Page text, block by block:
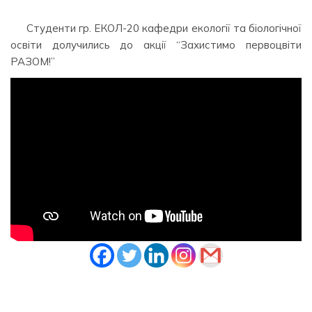
Студенти гр. ЕКОЛ-20 кафедри екології та біологічної
освіти долучились до акції “Захистимо первоцвіти
РАЗОМ!”